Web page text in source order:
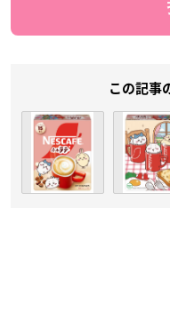
この記事